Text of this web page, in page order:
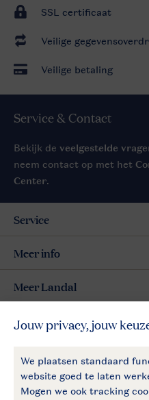
SSL certificaat
Veilige
Veilige betaling
Service & Contact
Bekijk de veelgestelde
neem contact op met het
Center.
Service
Meer info
Meer Landal
Betaalmogelijkheden